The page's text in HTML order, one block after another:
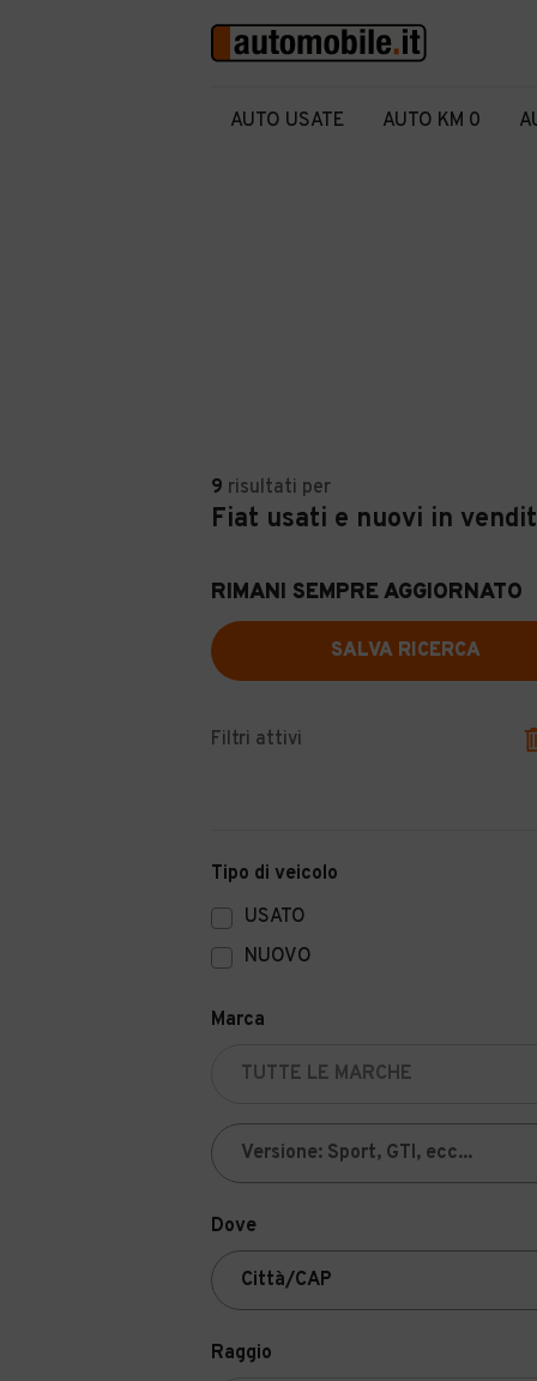
AUTO USATE AUTO KM 0
9 risultati per
Fiat usati e nuovi in
RIMANI SEMPRE AGGIORNATO
SALVA RICERCA
Filtri attivi
Tipo di veicolo
USATO
NUOVO
Marca
Dove
Raggio